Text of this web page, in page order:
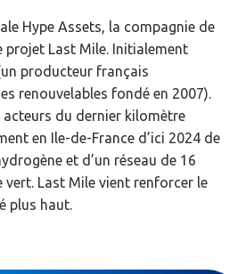
Hype Assets, la compagnie de
projet Last Mile. Initialement
producteur français
renouvelables fondé en 2007).
acteurs du dernier kilomètre
en Ile-de-France d’ici 2024 de
et d’un réseau de 16
vert. Last Mile vient renforcer le
plus haut.